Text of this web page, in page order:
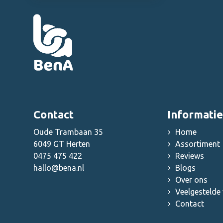
Contact
Oude Trambaan 35
6049 GT Herten
0475 475 422
hallo@bena.nl
Informatie
Home
Assortiment
Reviews
Blogs
Over ons
Veelgestelde
Contact